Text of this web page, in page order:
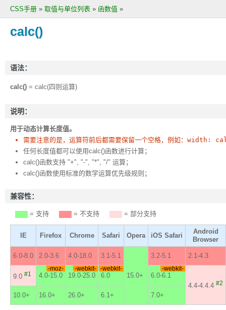
CSS手册 » 取值与单位列表 » 函数值 »
calc()
语法：
calc() = calc(四则运算)
说明：
用于动态计算长度值。
需要注意的是，运算符前后都需要保留一个空格，例如： width:
任何长度值都可以使用calc()函数进行计算；
calc()函数支持 "+", "-", "*", "/" 运算；
calc()函数使用标准的数学运算优先级规则；
兼容性：
= 支持 = 不支持 = 部分支持
IE Firefox Chrome Safari Opera iOS Safari
Android
Browser
6.0-8.0 2.0-3.6 4.0-18.0 3.1-5.1
15.0+
3.2-5.1 2.1-4.3
9.0 #1 4.0-15.0
-moz-
19.0-25.0
-webkit-
6.0
-webkit-
6.0-6.1
-webkit-
4.4-4.4.4 #2
10.0+ 16.0+ 26.0+ 6.1+ 7.0+